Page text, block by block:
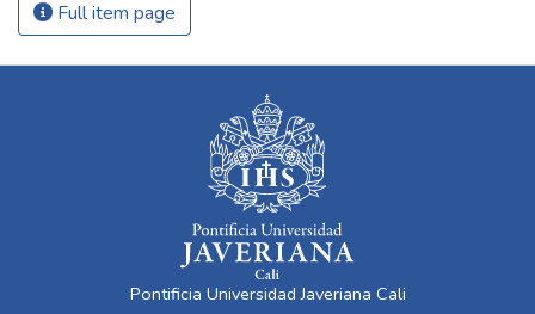
Full item page
Pontificia Universidad Javeriana Cali